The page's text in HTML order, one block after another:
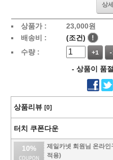
상
상품가 : 23,000원
배송비 :
(조건)
!
수량 :
+1
- 상품이 품
상품리뷰 [0]
터치 쿠폰다운
10%
제일카넷 회원님 온라
적용)